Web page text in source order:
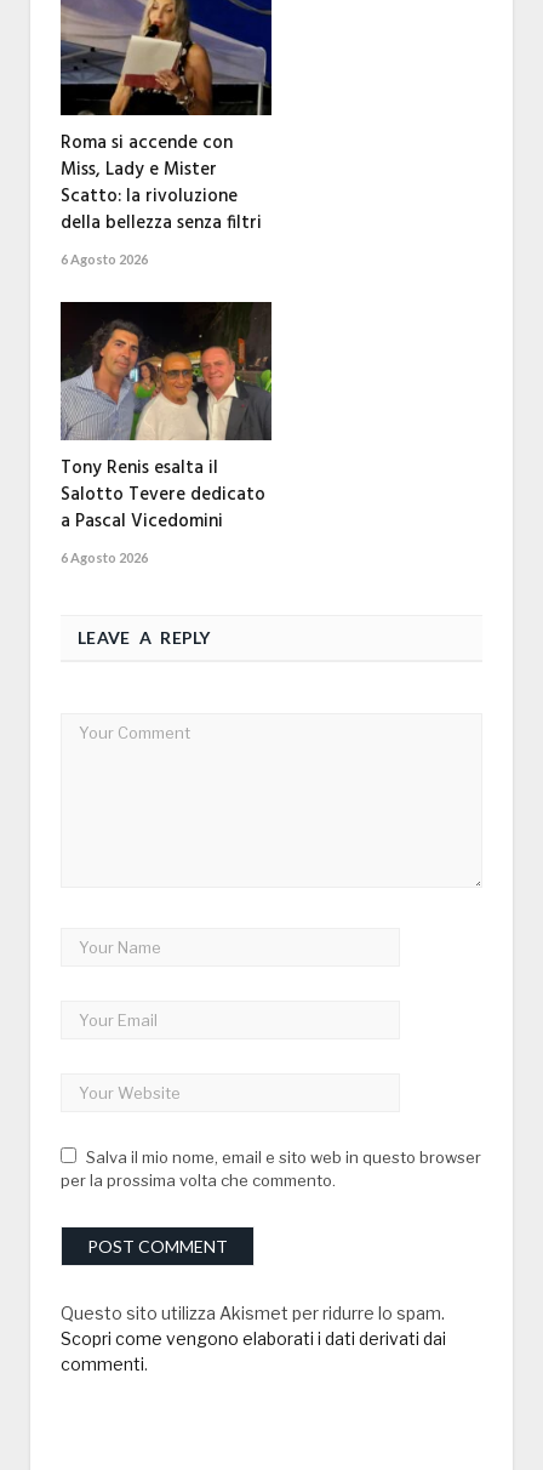
Roma si accende con
Miss, Lady e Mister
Scatto: la rivoluzione
della bellezza senza filtri
6 Agosto 2026
Tony Renis esalta il
Salotto Tevere dedicato
a Pascal Vicedomini
6 Agosto 2026
LEAVE A REPLY
Salva il mio nome, email e sito web in questo browser
per la prossima volta che commento.
Questo sito utilizza Akismet per ridurre lo spam.
Scopri come vengono elaborati i dati derivati dai
commenti.